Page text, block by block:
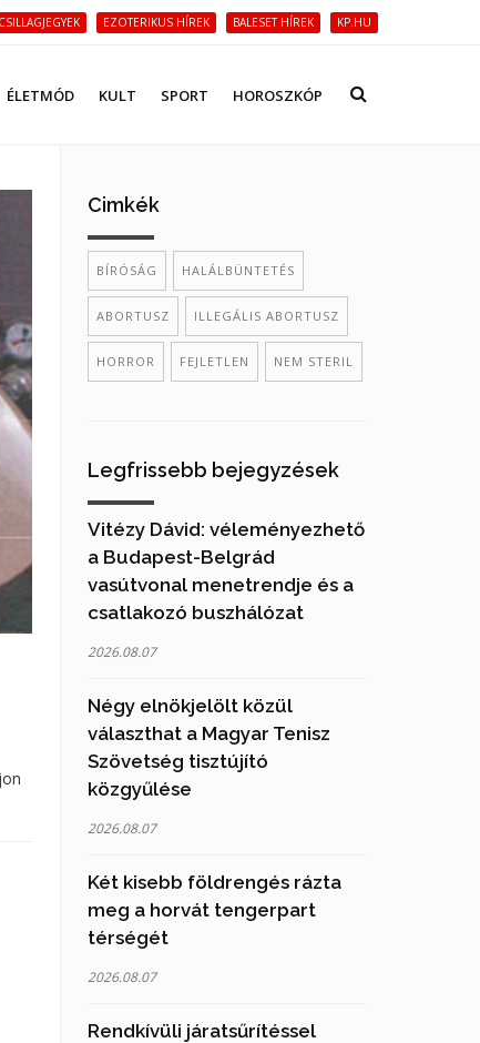
CSILLAGJEGYEK EZOTERIKUS HÍREK BALESET HÍREK KP.HU
ÉLETMÓD KULT SPORT HOROSZKÓP
Cimkék
BÍRÓSÁG HALÁLBÜNTETÉS
ABORTUSZ ILLEGÁLIS ABORTUSZ
HORROR FEJLETLEN NEM STERIL
Legfrissebb bejegyzések
Vitézy Dávid: véleményezhető
a Budapest-Belgrád
vasútvonal menetrendje és a
csatlakozó buszhálózat
2026.08.07
Négy elnökjelölt közül
választhat a Magyar Tenisz
Szövetség tisztújító
közgyűlése
2026.08.07
Két kisebb földrengés rázta
meg a horvát tengerpart
térségét
2026.08.07
Rendkívüli járatsűrítéssel